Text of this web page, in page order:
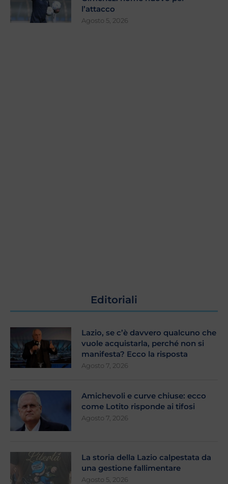
l’attacco
Agosto 5, 2026
Editoriali
Lazio, se c’è davvero qualcuno che
vuole acquistarla, perché non si
manifesta? Ecco la risposta
Agosto 7, 2026
Amichevoli e curve chiuse: ecco
come Lotito risponde ai tifosi
Agosto 7, 2026
La storia della Lazio calpestata da
una gestione fallimentare
Agosto 5, 2026